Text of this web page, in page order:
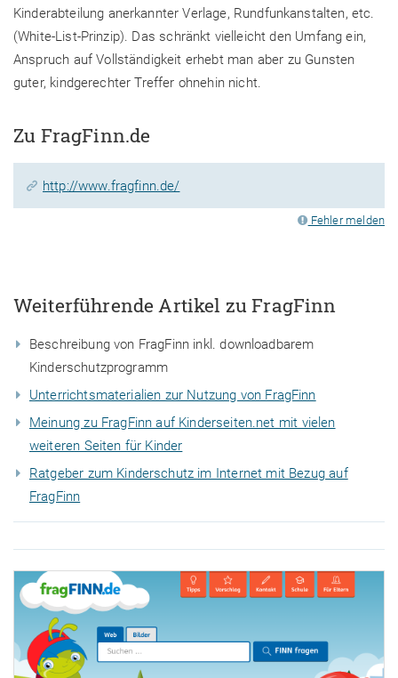
Kinderabteilung anerkannter Verlage, Rundfunkanstalten, etc.
(White-List-Prinzip). Das schränkt vielleicht den Umfang ein,
Anspruch auf Vollständigkeit erhebt man aber zu Gunsten
guter, kindgerechter Treffer ohnehin nicht.
Zu FragFinn.de
http://www.fragfinn.de/
Fehler melden
Weiterführende Artikel zu FragFinn
Beschreibung von FragFinn inkl. downloadbarem
Kinderschutzprogramm
Unterrichtsmaterialien zur Nutzung von FragFinn
Meinung zu FragFinn auf Kinderseiten.net mit vielen
weiteren Seiten für Kinder
Ratgeber zum Kinderschutz im Internet mit Bezug auf
FragFinn